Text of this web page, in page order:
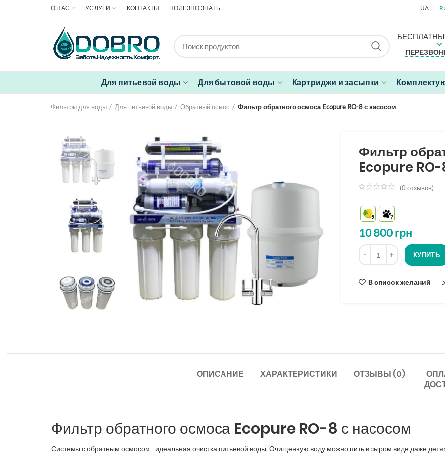
О НАС УСЛУГИ КОНТАКТЫ ПОЛЕЗНО ЗНАТЬ UA
Для питьевой воды Для бытовой воды Картриджи и засыпки
Фильтры для воды Для питьевой воды Обратный осмос Фильтр обратного осмоса Ecopure RO-8 с насосом
Фильтр
Ecopure RO-
(0 отзывов)
5 7
10 800грн
Количество
КУПИТЬ
В список желаний
ОПИСАНИЕ ХАРАКТЕРИСТИКИ ОТЗЫВЫ (0)
Фильтр обратного осмоса Ecopure RO-8 с насосом
Системы с обратным осмосом - идеальная очистка питьевой воды. Очищенную воду можно пить в сыром виде даже